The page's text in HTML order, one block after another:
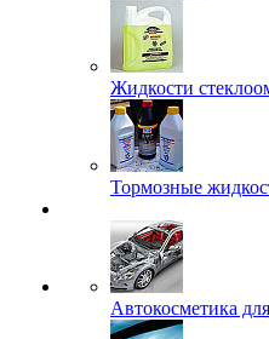
Жидкости
Тормозные
Автокосметика